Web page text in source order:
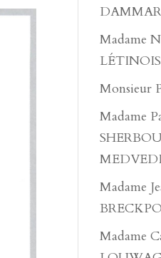
Madame
LÉTINOIS
Monsieur
Madame
Madame
Madame